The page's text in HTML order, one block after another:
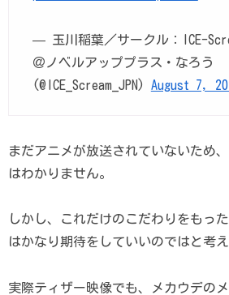
— 玉川稲葉／サークル：ICE-
＠ノベルアッププラス・なろう
(@ICE_Scream_JPN) August 7,
まだアニメが放送されていないため
はわかりません。
しかし、これだけのこだわりをもっ
はかなり期待をしていいのではと考え
実際ティザー映像でも、メカウデの